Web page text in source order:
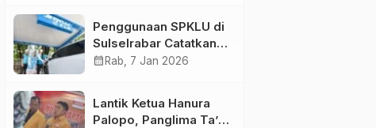
Penggunaan SPKLU di
Sulselrabar Catatkan
Kenaikan Tiga Kali
calendar_month Rab, 7 Jan 2026
Lantik Ketua Hanura
Palopo, Panglima Ta’ :